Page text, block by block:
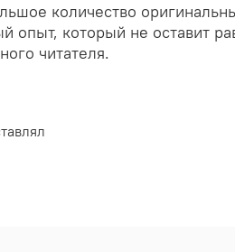
количество
опыт, который не оставит
читателя.